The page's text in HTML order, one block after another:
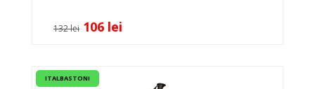
132 lei 106 lei
ITALBASTONI